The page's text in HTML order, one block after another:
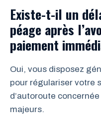
Existe-t-il un
péage après
paiement
Oui, vous disposez
pour régulariser votre
d’autoroute
majeurs.